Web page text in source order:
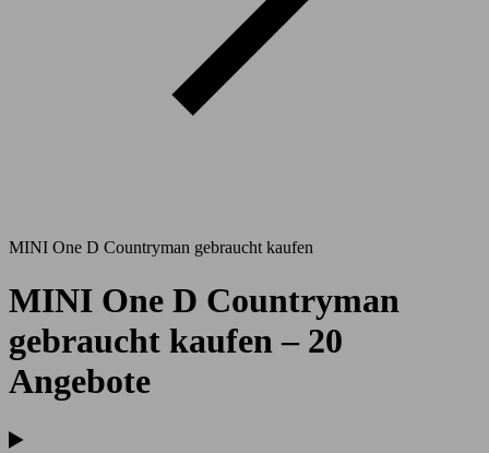
MINI One D Countryman gebraucht kaufen
MINI One D Countryman
gebraucht kaufen – 20
Angebote